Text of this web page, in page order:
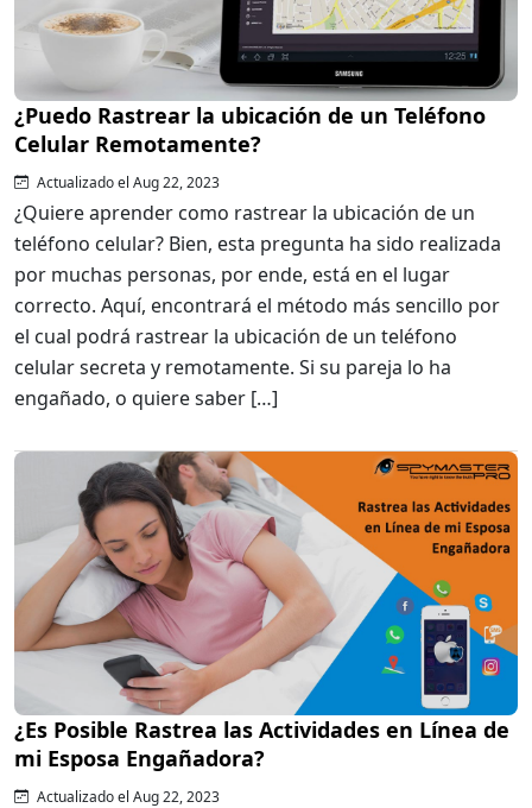
¿Puedo Rastrear la ubicación de un Teléfono
Celular Remotamente?
Actualizado el Aug 22, 2023
¿Quiere aprender como rastrear la ubicación de un
teléfono celular? Bien, esta pregunta ha sido realizada
por muchas personas, por ende, está en el lugar
correcto. Aquí, encontrará el método más sencillo por
el cual podrá rastrear la ubicación de un teléfono
celular secreta y remotamente. Si su pareja lo ha
engañado, o quiere saber […]
¿Es Posible Rastrea las Actividades en Línea de
mi Esposa Engañadora?
Actualizado el Aug 22, 2023